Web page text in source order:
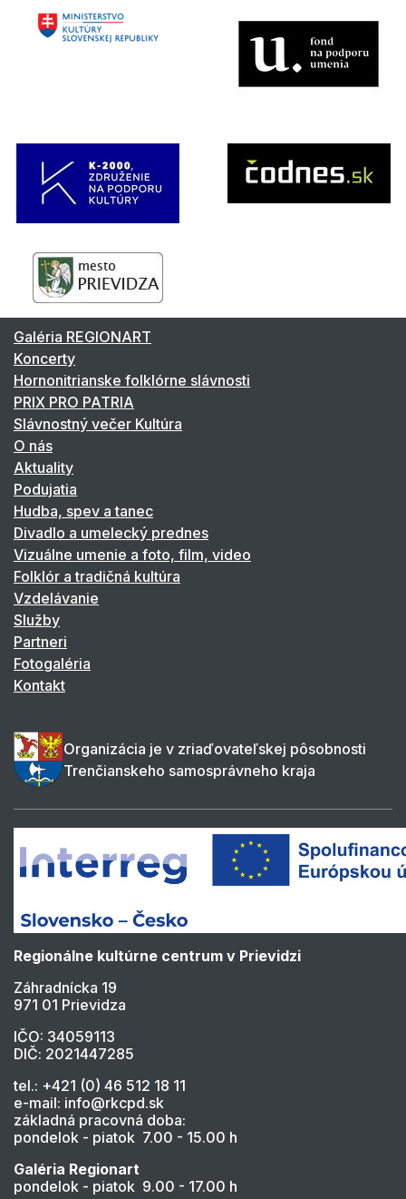
Galéria REGIONART
Koncerty
Hornonitrianske folklórne slávnosti
PRIX PRO PATRIA
Slávnostný večer Kultúra
O nás
Aktuality
Podujatia
Hudba, spev a tanec
Divadlo a umelecký prednes
Vizuálne umenie a foto, film, video
Folklór a tradičná kultúra
Vzdelávanie
Služby
Partneri
Fotogaléria
Kontakt
Organizácia je v zriaďovateľskej pôsobnosti
Trenčianskeho samosprávneho kraja
Regionálne kultúrne centrum v Prievidzi
Záhradnícka 19
971 01 Prievidza
IČO: 34059113
DIČ: 2021447285
tel.: +421 (0) 46 512 18 11
e-mail: info@rkcpd.sk
základná pracovná doba:
pondelok - piatok 7.00 - 15.00 h
Galéria Regionart
pondelok - piatok 9.00 - 17.00 h